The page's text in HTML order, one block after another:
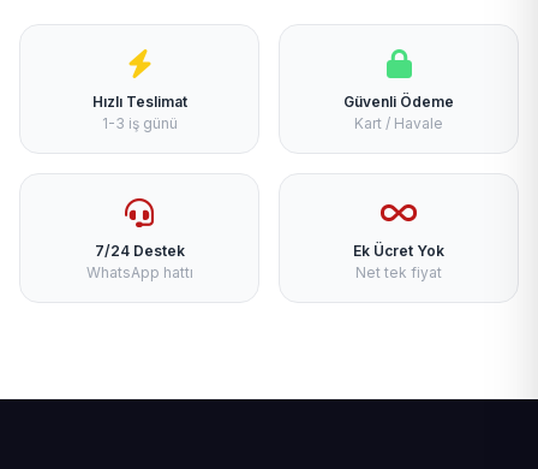
Hızlı Teslimat
1-3 iş günü
Güvenli Ödeme
Kart / Havale
7/24 Destek
WhatsApp hattı
Ek Ücret Yok
Net tek fiyat